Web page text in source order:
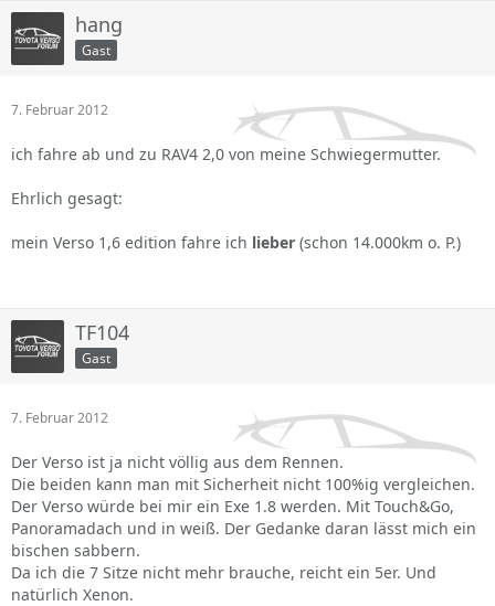
hang
Gast
7. Februar 2012
ich fahre ab und zu RAV4 2,0 von meine Schwiegermutter.
Ehrlich gesagt:
mein Verso 1,6 edition fahre ich lieber (schon 14.000km o. P.)
TF104
Gast
7. Februar 2012
Der Verso ist ja nicht völlig aus dem Rennen.
Die beiden kann man mit Sicherheit nicht 100%ig vergleichen.
Der Verso würde bei mir ein Exe 1.8 werden. Mit Touch&Go,
Panoramadach und in weiß. Der Gedanke daran lässt mich ein
bischen sabbern.
Da ich die 7 Sitze nicht mehr brauche, reicht ein 5er. Und
natürlich Xenon.